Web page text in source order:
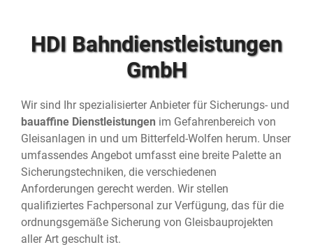
HDI Bahndienstleistungen
GmbH
Wir sind Ihr spezialisierter Anbieter für Sicherungs- und
bauaffine Dienstleistungen im Gefahrenbereich von
Gleisanlagen in und um Bitterfeld-Wolfen⁠ herum. Unser
umfassendes Angebot umfasst eine breite Palette an
Sicherungstechniken, die verschiedenen
Anforderungen gerecht werden. Wir stellen
qualifiziertes Fachpersonal zur Verfügung, das für die
ordnungsgemäße Sicherung von Gleisbauprojekten
aller Art geschult ist.